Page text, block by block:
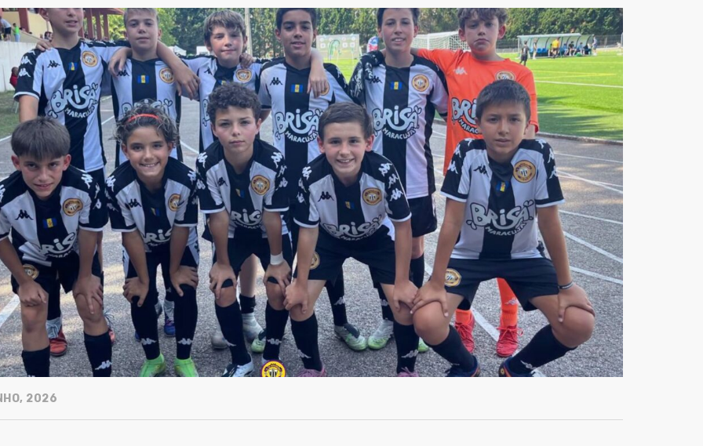
2026